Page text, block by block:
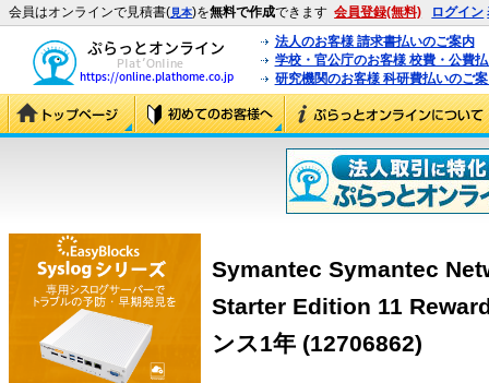
会員はオンラインで見積書(見本)を無料で作成できます 会員登録(無料) ログイン
法人のお客様 請求書払いのご案内
学校・官公庁のお客様 校費・公費
研究機関のお客様 科研費払いのご
Symantec Symantec
Starter Edition 11
ンス1年 (12706862)